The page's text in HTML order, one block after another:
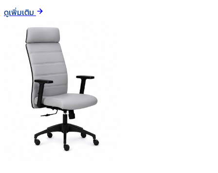
ดูเพิ่มเติม